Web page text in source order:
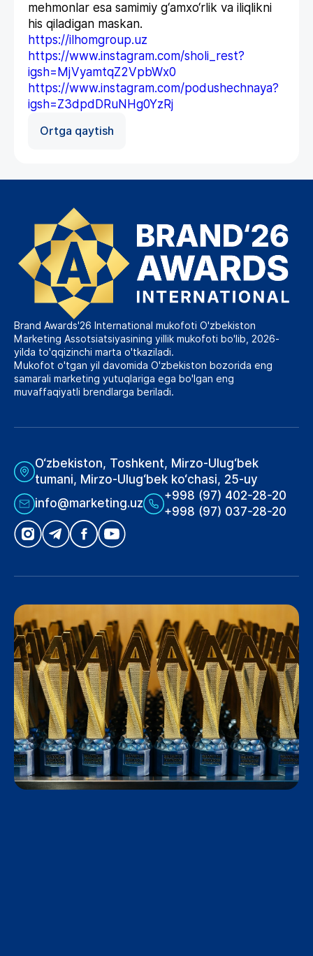
mehmonlar esa samimiy g‘amxo‘rlik va iliqlikni
his qiladigan maskan.
https://ilhomgroup.uz
https://www.instagram.com/sholi_rest?
igsh=MjVyamtqZ2VpbWx0
https://www.instagram.com/podushechnaya?
igsh=Z3dpdDRuNHg0YzRj
Ortga qaytish
Brand Awards'26 International mukofoti O'zbekiston
Marketing Assotsiatsiyasining yillik mukofoti bo'lib, 2026-
yilda to'qqizinchi marta o'tkaziladi.
Mukofot o'tgan yil davomida O'zbekiston bozorida eng
samarali marketing yutuqlariga ega bo'lgan eng
muvaffaqiyatli brendlarga beriladi.
O‘zbekiston, Toshkent, Mirzo-Ulug‘bek
tumani, Mirzo-Ulug‘bek ko‘chasi, 25-uy
info@marketing.uz
+998 (97) 402-28-20
+998 (97) 037-28-20